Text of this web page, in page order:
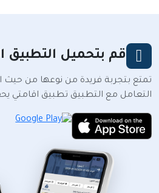
المخملية للوحدات السكنية
شارع الامير عبدالمجيد بجوار
الجمعة,
255.32
لكل ليلة
قم بتحميل التطبيق
تمتع بتجربة فريدة من نوعها من
التعامل مع التطبيق تطبيق اقامتي